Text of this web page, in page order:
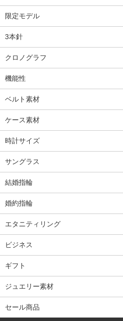
限定モデル
3本針
クロノグラフ
機能性
ベルト素材
ケース素材
時計サイズ
サングラス
結婚指輪
婚約指輪
エタニティリング
ビジネス
ギフト
ジュエリー素材
セール商品